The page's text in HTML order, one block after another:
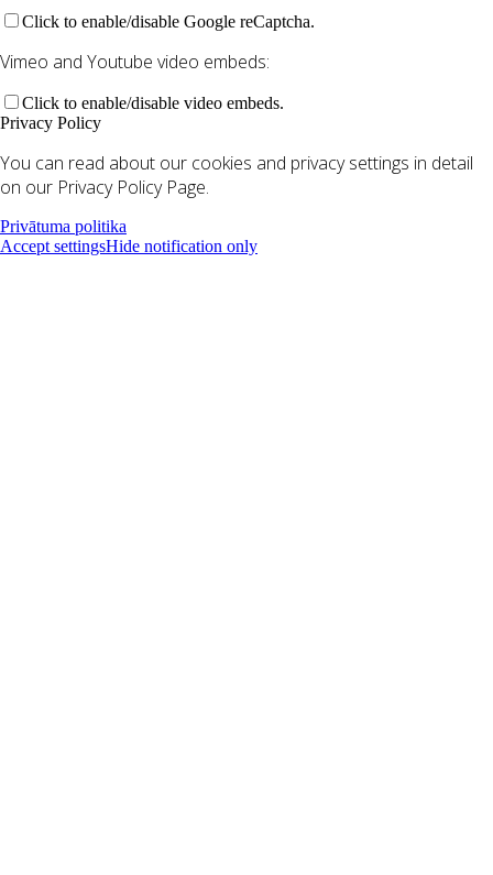
Click to enable/disable Google reCaptcha.
Vimeo and Youtube video embeds:
Click to enable/disable video embeds.
Privacy Policy
You can read about our cookies and privacy settings in detail
on our Privacy Policy Page.
Privātuma politika
Accept settingsHide notification only